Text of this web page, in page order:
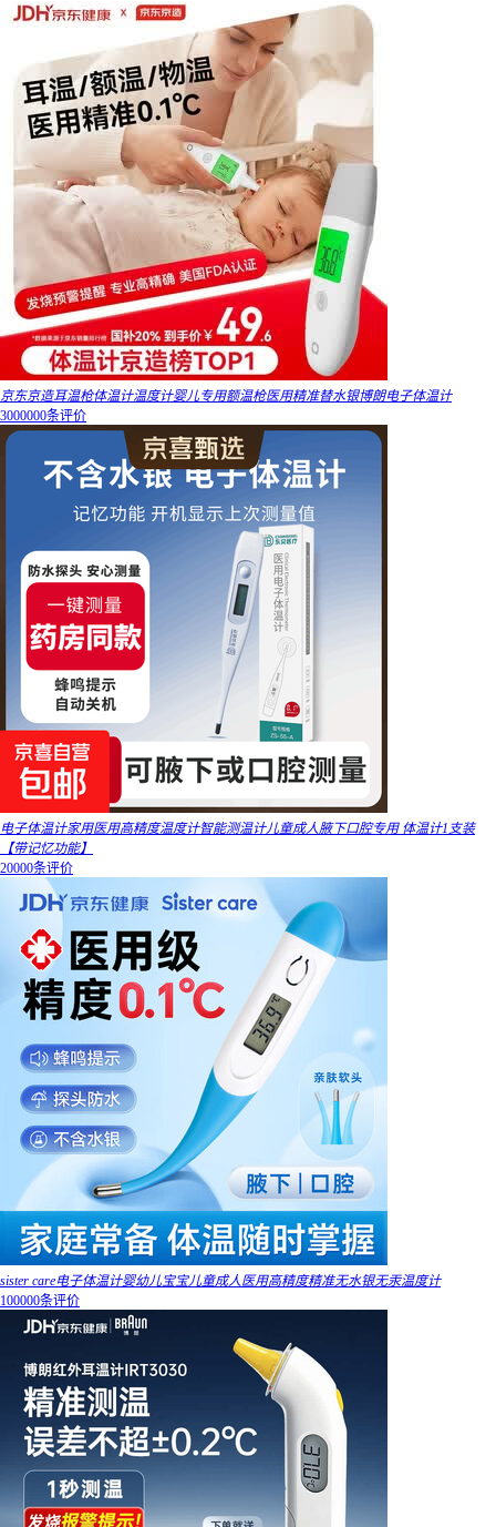
京东京造耳温枪体温计温度计婴儿专用额温枪医用精准替水银博朗电子体温计
3000000条评价
电子体温计家用医用高精度温度计智能测温计儿童成人腋下口腔专用 体温计1支装
【带记忆功能】
20000条评价
sister care电子体温计婴幼儿宝宝儿童成人医用高精度精准无水银无汞温度计
100000条评价